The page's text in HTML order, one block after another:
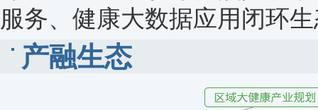
服务、健康大数据应用闭环
产融生态